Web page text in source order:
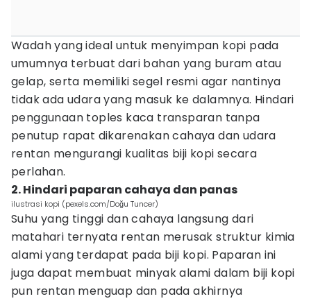
Wadah yang ideal untuk menyimpan kopi pada
umumnya terbuat dari bahan yang buram atau
gelap, serta memiliki segel resmi agar nantinya
tidak ada udara yang masuk ke dalamnya. Hindari
penggunaan toples kaca transparan tanpa
penutup rapat dikarenakan cahaya dan udara
rentan mengurangi kualitas biji kopi secara
perlahan.
2. Hindari paparan cahaya dan panas
ilustrasi kopi (pexels.com/Doğu Tuncer)
Suhu yang tinggi dan cahaya langsung dari
matahari ternyata rentan merusak struktur kimia
alami yang terdapat pada biji kopi. Paparan ini
juga dapat membuat minyak alami dalam biji kopi
pun rentan menguap dan pada akhirnya